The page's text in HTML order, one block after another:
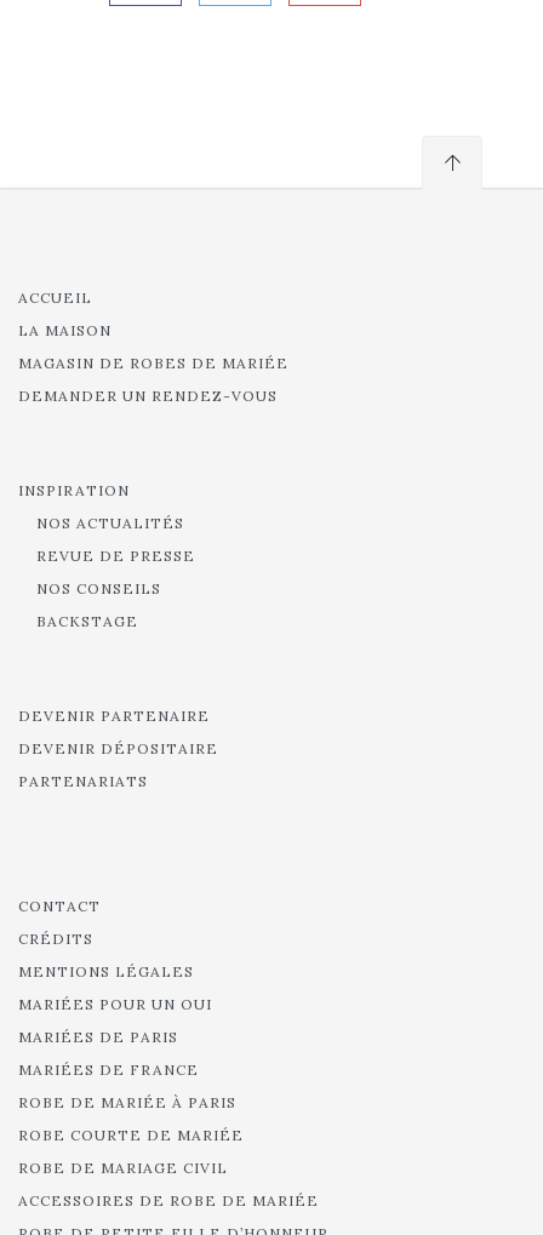
ACCUEIL
LA MAISON
MAGASIN DE ROBES DE MARIÉE
DEMANDER UN RENDEZ-VOUS
INSPIRATION
NOS ACTUALITÉS
REVUE DE PRESSE
NOS CONSEILS
BACKSTAGE
DEVENIR PARTENAIRE
DEVENIR DÉPOSITAIRE
PARTENARIATS
CONTACT
CRÉDITS
MENTIONS LÉGALES
MARIÉES POUR UN OUI
MARIÉES DE PARIS
MARIÉES DE FRANCE
ROBE DE MARIÉE À PARIS
ROBE COURTE DE MARIÉE
ROBE DE MARIAGE CIVIL
ACCESSOIRES DE ROBE DE MARIÉE